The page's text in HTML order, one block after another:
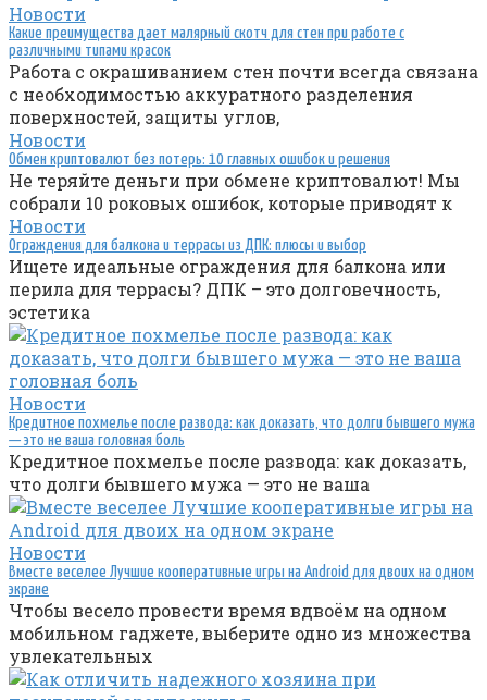
Новости
Какие преимущества дает малярный скотч для стен при работе с
различными типами красок
Работа с окрашиванием стен почти всегда связана
с необходимостью аккуратного разделения
поверхностей, защиты углов,
Новости
Обмен криптовалют без потерь: 10 главных ошибок и решения
Не теряйте деньги при обмене криптовалют! Мы
собрали 10 роковых ошибок, которые приводят к
Новости
Ограждения для балкона и террасы из ДПК: плюсы и выбор
Ищете идеальные ограждения для балкона или
перила для террасы? ДПК – это долговечность,
эстетика
Новости
Кредитное похмелье после развода: как доказать, что долги бывшего мужа
— это не ваша головная боль
Кредитное похмелье после развода: как доказать,
что долги бывшего мужа — это не ваша
Новости
Вместе веселее Лучшие кооперативные игры на Android для двоих на одном
экране
Чтобы весело провести время вдвоём на одном
мобильном гаджете, выберите одно из множества
увлекательных